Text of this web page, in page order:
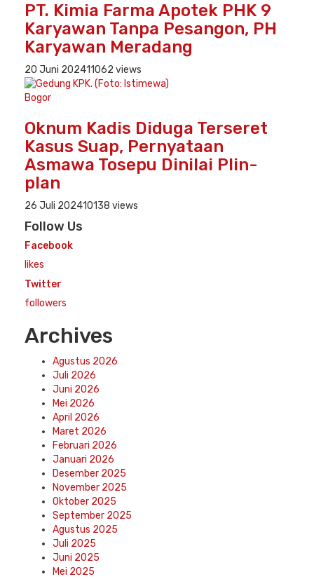
PT. Kimia Farma Apotek PHK 9
Karyawan Tanpa Pesangon, PH
Karyawan Meradang
20 Juni 202411062 views
Bogor
Oknum Kadis Diduga Terseret
Kasus Suap, Pernyataan
Asmawa Tosepu Dinilai Plin-
plan
26 Juli 202410138 views
Follow Us
Facebook
likes
Twitter
followers
Archives
Agustus 2026
Juli 2026
Juni 2026
Mei 2026
April 2026
Maret 2026
Februari 2026
Januari 2026
Desember 2025
November 2025
Oktober 2025
September 2025
Agustus 2025
Juli 2025
Juni 2025
Mei 2025